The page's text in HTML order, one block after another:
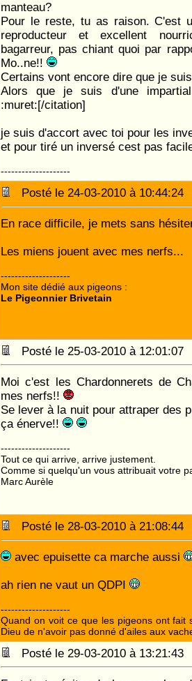
manteau?
Pour le reste, tu as raison. C'est
reproducteur et excellent
bagarreur, pas chiant quoi par
Mo..ne!!
Certains vont encore dire que je
Alors que je suis d'une
:muret:[/citation]
je suis d'accort avec toi pour les
et pour tiré un inversé cest pas
--------------------
Posté le 24-03-2010 à
En race difficile, je mets sans
Les miens jouent avec mes nerfs...
--------------------
Mon site dédié aux pigeons :
Le Pigeonnier Brivetain
Posté le 25-03-2010 à
Moi c'est les Chardonnerets de
mes nerfs!!
Se lever à la nuit pour attraper des
ça énerve!!
--------------------
Tout ce qui arrive, arrive justement.
Comme si quelqu'un vous attribuait votre
Marc Aurèle
Posté le 28-03-2010 à
avec epuisette ca marche aussi
ah rien ne vaut un QDPI
--------------------
Quand on voit ce que les pigeons ont fait
Dieu de n'avoir pas donné d'ailes aux
Posté le 29-03-2010 à